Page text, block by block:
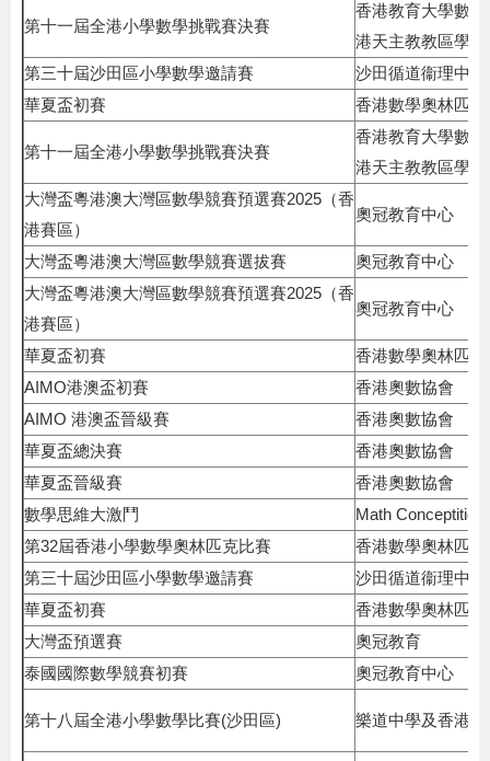
第十一屆全港小學數學挑戰賽決賽
香港教育大學數
港天主教教區學
第三十屆沙田區小學數學邀請賽
沙田循道衞理中學
華夏盃初賽
香港數學奧林匹
第十一屆全港小學數學挑戰賽決賽
香港教育大學數
港天主教教區學
大灣盃粵港澳大灣區數學競賽預選賽2025（香
港賽區）
奧冠教育中心
大灣盃粵港澳大灣區數學競賽選拔賽
奧冠教育中心
大灣盃粵港澳大灣區數學競賽預選賽2025（香
港賽區）
奧冠教育中心
華夏盃初賽
香港數學奧林匹
AIMO港澳盃初賽
香港奧數協會
AIMO 港澳盃晉級賽
香港奧數協會
華夏盃總決賽
香港奧數協會
華夏盃晉級賽
香港奧數協會
數學思維大激鬥
Math Conceptition
第32屆香港小學數學奧林匹克比賽
香港數學奧林匹
第三十屆沙田區小學數學邀請賽
沙田循道衞理中學
華夏盃初賽
香港數學奧林匹
大灣盃預選賽
奧冠教育
泰國國際數學競賽初賽
奧冠教育中心
第十八屆全港小學數學比賽(沙田區) 樂道中學及香港